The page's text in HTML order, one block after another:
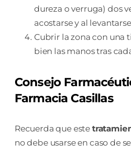
dureza o verruga) dos
acostarse y al
Cubrir la zona con una
bien las manos tras
Consejo
Farmacia Casillas
Recuerda que este
no debe usarse en caso de